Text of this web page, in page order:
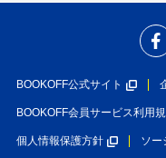
BOOKOFF公式サイト
BOOKOFF会員サービス利用
個人情報保護方針 ソー